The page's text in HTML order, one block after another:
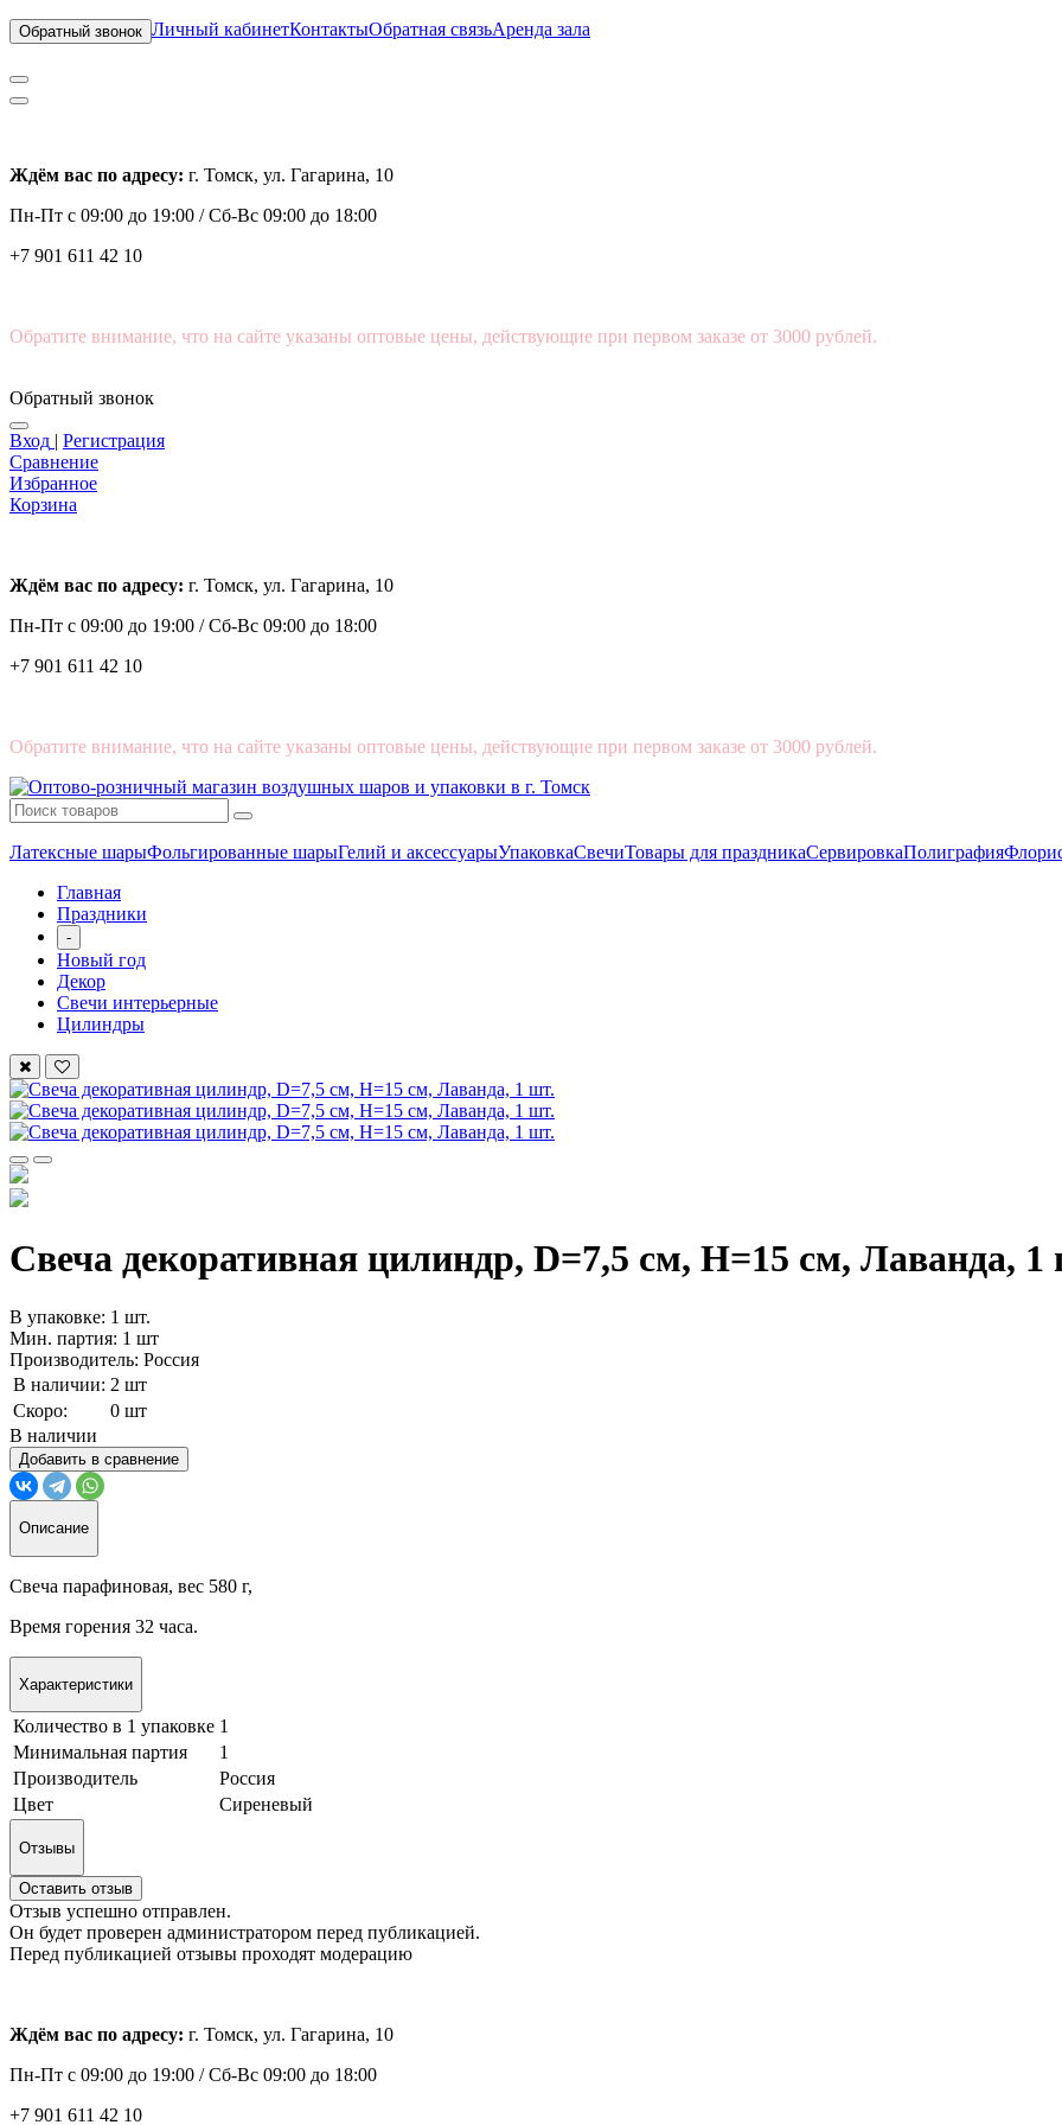
Обратный звонок Личный кабинетКонтактыОбратная связьАренда зала
Ждём вас по адресу: г. Томск, ул. Гагарина, 10
Пн-Пт с 09:00 до 19:00 /Сб-Вс 09:00 до 18:00
+7 901 611 42 10
Обратите внимание, что на сайте указаны оптовые цены, действующие при первом заказе от 3000 рублей.
Обратный звонок
Вход | Регистрация
Сравнение
Избранное
Корзина
Ждём вас по адресу: г. Томск, ул. Гагарина, 10
Пн-Пт с 09:00 до 19:00 /Сб-Вс 09:00 до 18:00
+7 901 611 42 10
Обратите внимание, что на сайте указаны оптовые цены, действующие при первом заказе от 3000 рублей.
Латексные шарыФольгированные шарыГелий и аксессуарыУпаковкаСвечиТовары для праздникаСервировкаПолиграфия
Главная
Праздники
-
Новый год
Декор
Свечи интерьерные
Цилиндры
Свеча декоративная цилиндр, D=7,5 см, H=15 см, Лаванда, 1
В упаковке: 1 шт.
Мин. партия: 1 шт
Производитель: Россия
В наличии: 2 шт
Скоро:
0 шт
В наличии
Добавить в сравнение
Описание
Свеча парафиновая, вес 580 г,
Время горения 32 часа.
Характеристики
Количество в 1 упаковке 1
Минимальная партия
1
Производитель
Россия
Цвет
Сиреневый
Отзывы
Оставить отзыв
Отзыв успешно отправлен.
Он будет проверен администратором перед публикацией.
Перед публикацией отзывы проходят модерацию
Ждём вас по адресу: г. Томск, ул. Гагарина, 10
Пн-Пт с 09:00 до 19:00 /Сб-Вс 09:00 до 18:00
+7 901 611 42 10